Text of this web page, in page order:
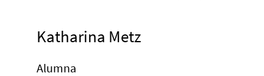
Katharina Metz
Alumna